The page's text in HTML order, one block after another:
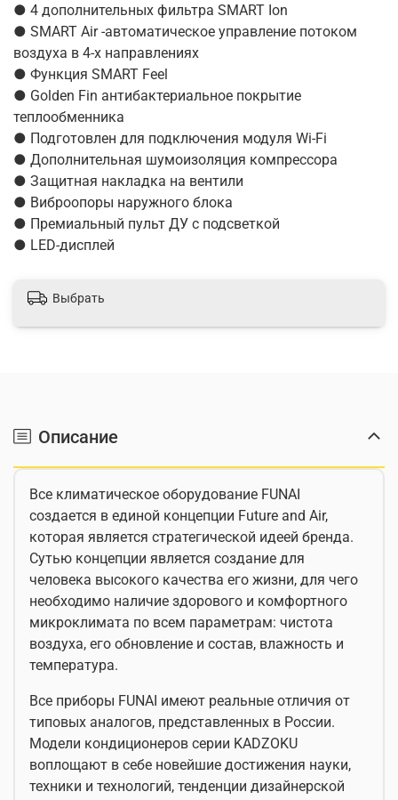
● 4 дополнительных фильтра SMART Ion
● SMART Air -автоматическое управление потоком
воздуха в 4-х направлениях
● Функция SMART Feel
● Golden Fin антибактериальное покрытие
теплообменника
● Подготовлен для подключения модуля Wi-Fi
● Дополнительная шумоизоляция компрессора
● Защитная накладка на вентили
● Виброопоры наружного блока
● Премиальный пульт ДУ с подсветкой
● LED-дисплей
Выбрать
Описание
Все климатическое оборудование FUNAI
создается в единой концепции Future and Air,
которая является стратегической идеей бренда.
Сутью концепции является создание для
человека высокого качества его жизни, для чего
необходимо наличие здорового и комфортного
микроклимата по всем параметрам: чистота
воздуха, его обновление и состав, влажность и
температура.
Все приборы FUNAI имеют реальные отличия от
типовых аналогов, представленных в России.
Модели кондиционеров серии KADZOKU
воплощают в себе новейшие достижения науки,
техники и технологий, тенденции дизайнерской